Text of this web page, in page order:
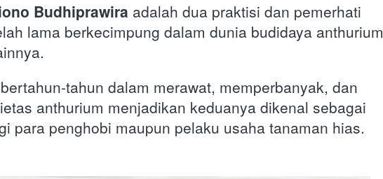
Budhiprawira adalah dua praktisi dan pemerhati
lama berkecimpung dalam dunia budidaya anthurium
tahun dalam merawat, memperbanyak, dan
anthurium menjadikan keduanya dikenal sebagai
para penghobi maupun pelaku usaha tanaman hias.